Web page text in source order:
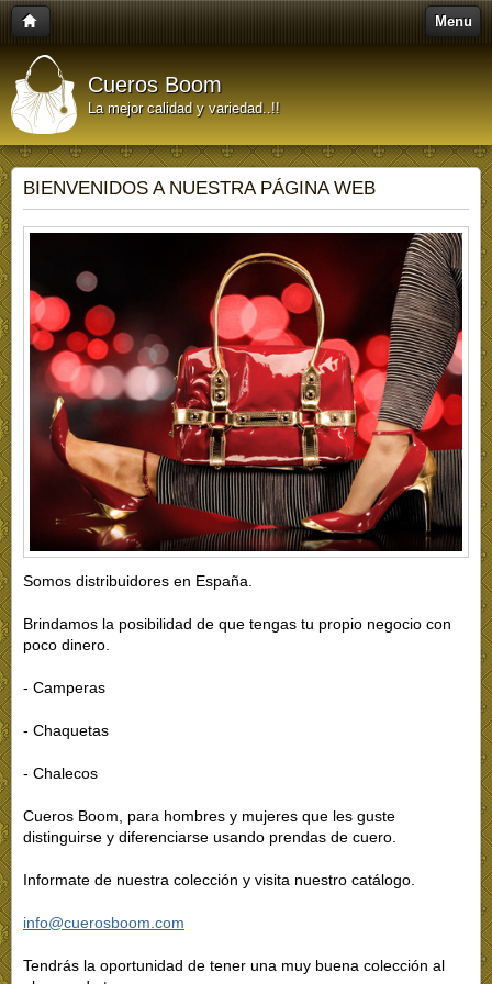
Menu
Cueros Boom
La mejor calidad y variedad..!!
BIENVENIDOS A NUESTRA PÁGINA WEB
Somos distribuidores en España.
Brindamos la posibilidad de que tengas tu propio negocio con
poco dinero.
- Camperas
- Chaquetas
- Chalecos
Cueros Boom, para hombres y mujeres que les guste
distinguirse y diferenciarse usando prendas de cuero.
Informate de nuestra colección y visita nuestro catálogo.
info@cuerosboom.com
Tendrás la oportunidad de tener una muy buena colección al